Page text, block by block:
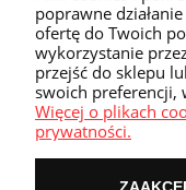
poprawne
ofertę do Twoich
wykorzystanie
przejść do sklepu
swoich preferencji,
Więcej o plikach
prywatności.